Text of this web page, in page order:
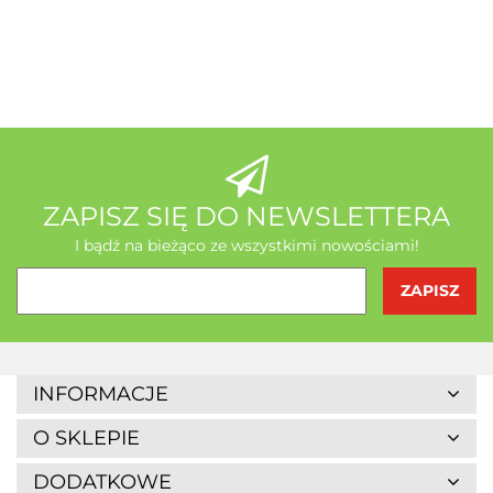
AB - Natura
ZAPISZ SIĘ DO NEWSLETTERA
I bądź na bieżąco ze wszystkimi nowościami!
INFORMACJE
O SKLEPIE
DODATKOWE